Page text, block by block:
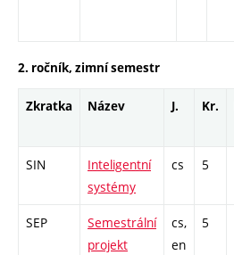
2. ročník, zimní semestr
Zkratka Název J. Kr.
SIN
Inteligentní
systémy
cs 5
SEP
Semestrální
projekt
cs,
en
5